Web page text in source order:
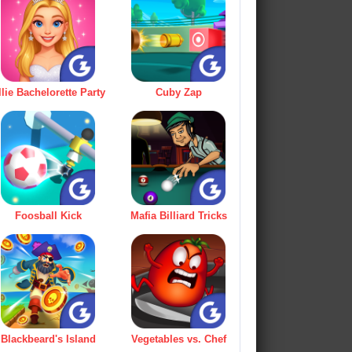
Bachelorette Party Cuby Zap
Foosball Kick Mafia Billiard Tricks
Blackbeard's Island Vegetables vs. Chef